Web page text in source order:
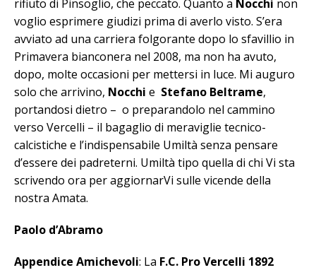
rifiuto di Pinsoglio, che peccato. Quanto a Nocchi non
voglio esprimere giudizi prima di averlo visto. S’era
avviato ad una carriera folgorante dopo lo sfavillio in
Primavera bianconera nel 2008, ma non ha avuto,
dopo, molte occasioni per mettersi in luce. Mi auguro
solo che arrivino, Nocchi e Stefano Beltrame,
portandosi dietro – o preparandolo nel cammino
verso Vercelli – il bagaglio di meraviglie tecnico-
calcistiche e l’indispensabile Umiltà senza pensare
d’essere dei padreterni. Umiltà tipo quella di chi Vi sta
scrivendo ora per aggiornarVi sulle vicende della
nostra Amata.
Paolo d’Abramo
Appendice Amichevoli: La F.C. Pro Vercelli 1892